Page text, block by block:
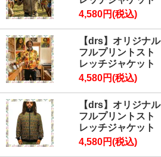
4,580円(税込)
【drs】オリジナル
フルプリントスト
レッチジャケット
4,580円(税込)
【drs】オリジナル
フルプリントスト
レッチジャケット
4,580円(税込)